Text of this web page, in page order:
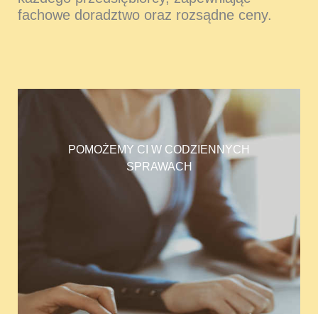
fachowe doradztwo oraz rozsądne ceny.
POMOŻEMY CI W CODZIENNYCH
SPRAWACH